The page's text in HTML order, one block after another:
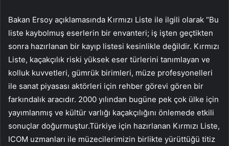
Bakan Ersoy açıklamasında Kırmızı Liste ile ilgili olarak “Bu
liste kaybolmuş eserlerin bir envanteri; iş işten geçtikten
sonra hazırlanan bir kayıp listesi kesinlikle değildir. Kırmızı
Liste, kaçakçılık riski yüksek eser türlerini tanımlayan ve
kolluk kuvvetleri, gümrük birimleri, müze profesyonelleri
ile sanat piyasası aktörleri için rehber görevi gören bir
farkındalık aracıdır. 2000 yılından bugüne pek çok ülke için
yayımlanmış ve kültür varlığı kaçakçılığını önlemede etkili
sonuçlar doğurmuştur.Türkiye için hazırlanan Kırmızı Liste,
ICOM uzmanları ile müzecilerimizin birlikte yürüttüğü titiz